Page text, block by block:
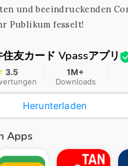
und beeindruckenden
Publikum fesselt!
友カード Vpassアプリ
3.5 1M+
Downloads
Herunterladen
Apps